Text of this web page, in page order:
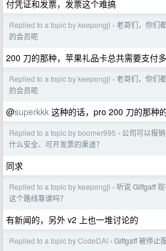
付凭证和发票，发票这个难搞
Replied to a topic by keepongjl › 老哥们，你们
的会员呢
200 刀的那种，苹果礼品卡总共需要支付
Replied to a topic by keepongjl › 老哥们，你们
的会员呢
@superkkk 这种的话，pro 200 刀的那种
Replied to a topic by boomer995 › 公司可以报
什么安全、可开发票的渠道？
同求
Replied to a topic by keepongjl › 听说 Giffgaff
这个路线靠谱吗？
有新闻的，另外 v2 上也一堆讨论的
Replied to a topic by CodeDAI › Giffgaff 被停止